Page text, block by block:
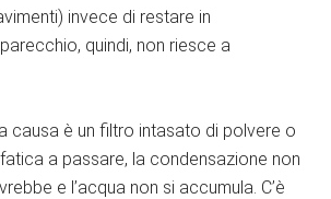
invece di restare in
quindi, non riesce a
causa è un filtro intasato di polvere o
fatica a passare, la condensazione non
e l’acqua non si accumula. C’è